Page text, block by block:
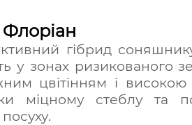
гібрид
у зонах ризикованого
цвітінням і високою
міцному стеблу та